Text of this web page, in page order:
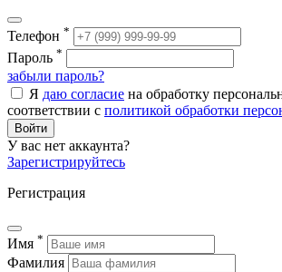
Телефон *
Пароль *
забыли пароль?
Я даю согласие на обработку
соответствии с политикой обработки
Войти
У вас нет аккаунта?
Зарегистрируйтесь
Регистрация
Имя *
Фамилия